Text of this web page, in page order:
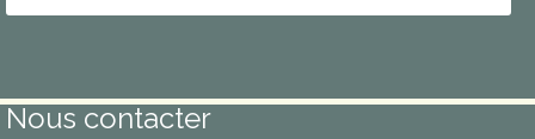
Nous contacter